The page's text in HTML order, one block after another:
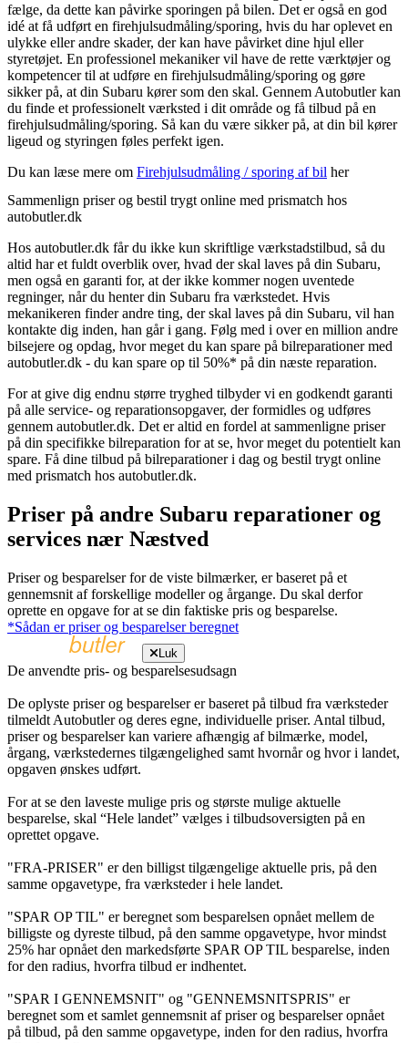
fælge, da dette kan påvirke sporingen på bilen. Det er også en god
idé at få udført en firehjulsudmåling/sporing, hvis du har oplevet en
ulykke eller andre skader, der kan have påvirket dine hjul eller
styretøjet. En professionel mekaniker vil have de rette værktøjer og
kompetencer til at udføre en firehjulsudmåling/sporing og gøre
sikker på, at din Subaru kører som den skal. Gennem Autobutler kan
du finde et professionelt værksted i dit område og få tilbud på en
firehjulsudmåling/sporing. Så kan du være sikker på, at din bil kører
ligeud og styringen føles perfekt igen.
Du kan læse mere om Firehjulsudmåling / sporing af bil her
Sammenlign priser og bestil trygt online med prismatch hos
autobutler.dk
Hos autobutler.dk får du ikke kun skriftlige værkstadstilbud, så du
altid har et fuldt overblik over, hvad der skal laves på din Subaru,
men også en garanti for, at der ikke kommer nogen uventede
regninger, når du henter din Subaru fra værkstedet. Hvis
mekanikeren finder andre ting, der skal laves på din Subaru, vil han
kontakte dig inden, han går i gang. Følg med i over en million andre
bilsejere og opdag, hvor meget du kan spare på bilreparationer med
autobutler.dk - du kan spare op til 50%* på din næste reparation.
For at give dig endnu større tryghed tilbyder vi en godkendt garanti
på alle service- og reparationsopgaver, der formidles og udføres
gennem autobutler.dk. Det er altid en fordel at sammenligne priser
på din specifikke bilreparation for at se, hvor meget du potentielt kan
spare. Få dine tilbud på bilreparationer i dag og bestil trygt online
med prismatch hos autobutler.dk.
Priser på andre Subaru reparationer og
services nær Næstved
Priser og besparelser for de viste bilmærker, er baseret på et
gennemsnit af forskellige modeller og årgange. Du skal derfor
oprette en opgave for at se din faktiske pris og besparelse.
*Sådan er priser og besparelser beregnet
Luk
De anvendte pris- og besparelsesudsagn
De oplyste priser og besparelser er baseret på tilbud fra værksteder
tilmeldt Autobutler og deres egne, individuelle priser. Antal tilbud,
priser og besparelser kan variere afhængig af bilmærke, model,
årgang, værkstedernes tilgængelighed samt hvornår og hvor i landet,
opgaven ønskes udført.
For at se den laveste mulige pris og største mulige aktuelle
besparelse, skal “Hele landet” vælges i tilbudsoversigten på en
oprettet opgave.
"FRA-PRISER" er den billigst tilgængelige aktuelle pris, på den
samme opgavetype, fra værksteder i hele landet.
"SPAR OP TIL" er beregnet som besparelsen opnået mellem de
billigste og dyreste tilbud, på den samme opgavetype, hvor mindst
25% har opnået den markedsførte SPAR OP TIL besparelse, inden
for den radius, hvorfra tilbud er indhentet.
"SPAR I GENNEMSNIT" og "GENNEMSNITSPRIS" er
beregnet som et samlet gennemsnit af priser og besparelser opnået
på tilbud, på den samme opgavetype, inden for den radius, hvorfra